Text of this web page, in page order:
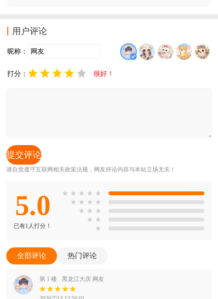
用户评论
昵称：
打分： 很好！
请自觉遵守互联网相关政策法规，网友评论内容与本站立场无关！
5.0
已有1人打分！
★ ★ ★ ★ ★
★ ★ ★ ★
★ ★ ★
★ ★
★
全部评论 热门评论
第 1 楼 黑龙江大庆 网友